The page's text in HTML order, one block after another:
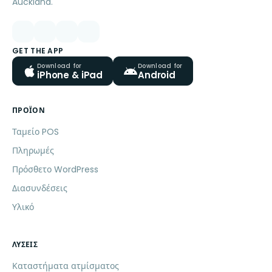
GET THE APP
Download for
iPhone & iPad
Download for
Android
ΠΡΟΪΌΝ
Ταμείο POS
Πληρωμές
Πρόσθετο WordPress
Διασυνδέσεις
Υλικό
ΛΎΣΕΙΣ
Καταστήματα ατμίσματος